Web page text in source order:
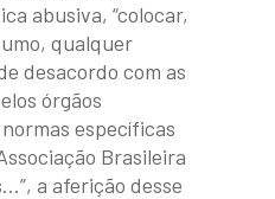
abusiva, “colocar,
qualquer
desacordo com as
órgãos
específicas
Brasileira
a aferição desse
Avaliação de Imóveis
e Rurais
Laudos de Reformas
ABNT 16.280
Construção e
Blog
ORÇAMENTO